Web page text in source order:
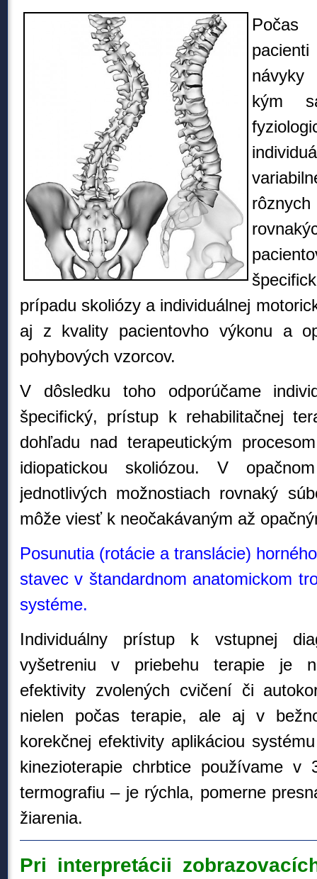
Počas
návyky
kým
prípadu skoliózy a individuálnej
aj z kvality pacientovho výkonu a
pohybových vzorcov.
V dôsledku toho odporúčame
špecifický, prístup k rehabilitačnej
dohľadu nad terapeutickým
idiopatickou skoliózou. V
jednotlivých možnostiach rovnaký
môže viesť k neočakávaným až
Posunutia (rotácie a translácie)
stavec v štandardnom anatomickom
systéme.
Individuálny prístup k vstupnej
vyšetreniu v priebehu terapie je
efektivity zvolených cvičení či
nielen počas terapie, ale aj v
korekčnej efektivity aplikáciou
kinezioterapie chrbtice používame v
termografiu – je rýchla, pomerne
žiarenia.
Pri interpretácii